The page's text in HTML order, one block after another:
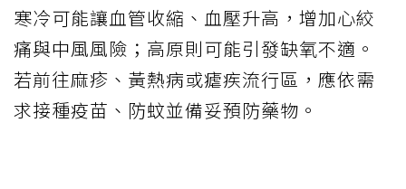
寒冷可能讓血管收縮、血壓升高，增加心絞
痛與中風風險；高原則可能引發缺氧不適。
若前往麻疹、黃熱病或瘧疾流行區，應依需
求接種疫苗、防蚊並備妥預防藥物。